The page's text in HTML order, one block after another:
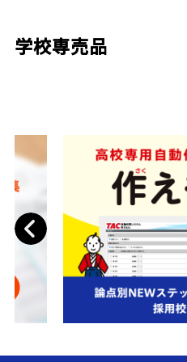
学校専売品
Previous